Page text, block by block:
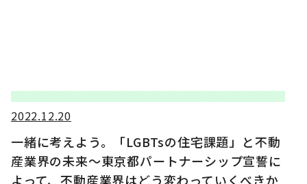
2022.12.20
一緒に考えよう。「LGBTsの住宅課題」と不動
産業界の未来～東京都パートナーシップ宣誓に
よって、不動産業界はどう変わっていくべきか